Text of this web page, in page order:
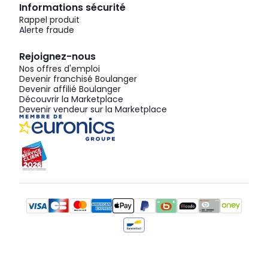
Informations sécurité
Rappel produit
Alerte fraude
Rejoignez-nous
Nos offres d'emploi
Devenir franchisé Boulanger
Devenir affilié Boulanger
Découvrir la Marketplace
Devenir vendeur sur la Marketplace